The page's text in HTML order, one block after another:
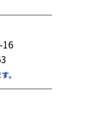
16
。